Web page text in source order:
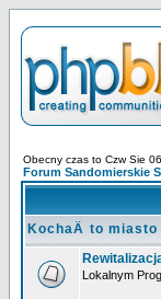
Obecny czas to Czw Sie
Forum Sandomierskie
KochaÄ to miasto
Lokalnym